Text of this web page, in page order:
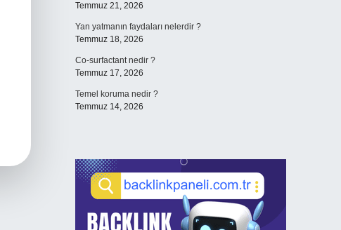
Temmuz 21, 2026
Yan yatmanın faydaları nelerdir ?
Temmuz 18, 2026
Co-surfactant nedir ?
Temmuz 17, 2026
Temel koruma nedir ?
Temmuz 14, 2026